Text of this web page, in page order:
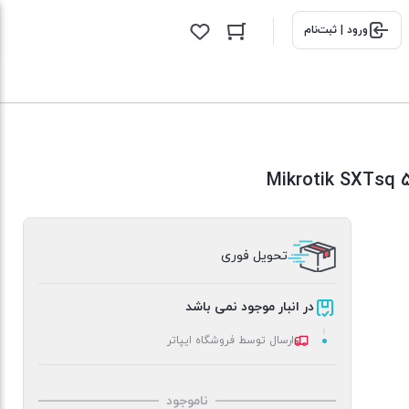
ورود | ثبت‌نام
تحویل فوری
در انبار موجود نمی باشد
ارسال توسط فروشگاه ایپاتر
ناموجود